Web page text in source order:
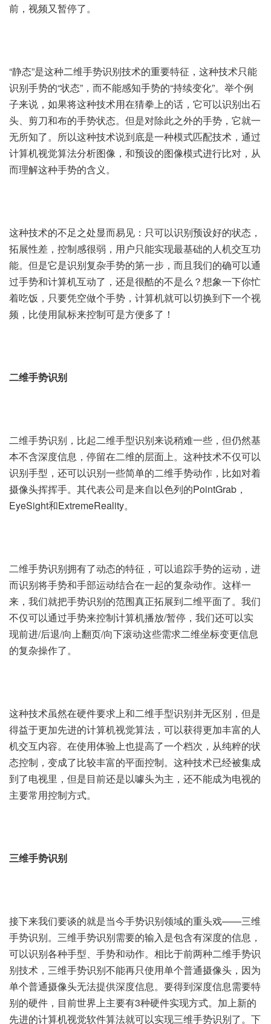
前，视频又暂停了。
“静态”是这种二维手势识别技术的重要特征，这种技术只能
识别手势的“状态”，而不能感知手势的“持续变化”。举个例
子来说，如果将这种技术用在猜拳上的话，它可以识别出石
头、剪刀和布的手势状态。但是对除此之外的手势，它就一
无所知了。所以这种技术说到底是一种模式匹配技术，通过
计算机视觉算法分析图像，和预设的图像模式进行比对，从
而理解这种手势的含义。
这种技术的不足之处显而易见：只可以识别预设好的状态，
拓展性差，控制感很弱，用户只能实现最基础的人机交互功
能。但是它是识别复杂手势的第一步，而且我们的确可以通
过手势和计算机互动了，还是很酷的不是么？想象一下你忙
着吃饭，只要凭空做个手势，计算机就可以切换到下一个视
频，比使用鼠标来控制可是方便多了！
二维手势识别
二维手势识别，比起二维手型识别来说稍难一些，但仍然基
本不含深度信息，停留在二维的层面上。这种技术不仅可以
识别手型，还可以识别一些简单的二维手势动作，比如对着
摄像头挥挥手。其代表公司是来自以色列的PointGrab，
EyeSight和ExtremeReality。
二维手势识别拥有了动态的特征，可以追踪手势的运动，进
而识别将手势和手部运动结合在一起的复杂动作。这样一
来，我们就把手势识别的范围真正拓展到二维平面了。我们
不仅可以通过手势来控制计算机播放/暂停，我们还可以实
现前进/后退/向上翻页/向下滚动这些需求二维坐标变更信息
的复杂操作了。
这种技术虽然在硬件要求上和二维手型识别并无区别，但是
得益于更加先进的计算机视觉算法，可以获得更加丰富的人
机交互内容。在使用体验上也提高了一个档次，从纯粹的状
态控制，变成了比较丰富的平面控制。这种技术已经被集成
到了电视里，但是目前还是以噱头为主，还不能成为电视的
主要常用控制方式。
三维手势识别
接下来我们要谈的就是当今手势识别领域的重头戏——三维
手势识别。三维手势识别需要的输入是包含有深度的信息，
可以识别各种手型、手势和动作。相比于前两种二维手势识
别技术，三维手势识别不能再只使用单个普通摄像头，因为
单个普通摄像头无法提供深度信息。要得到深度信息需要特
别的硬件，目前世界上主要有3种硬件实现方式。加上新的
先进的计算机视觉软件算法就可以实现三维手势识别了。下